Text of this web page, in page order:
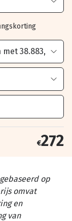
€272
op
omvat
en
van